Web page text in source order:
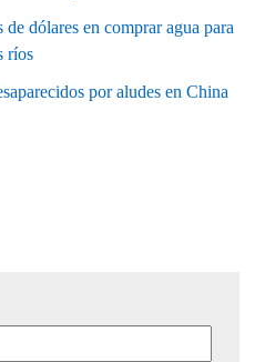
dólares en comprar agua para
ríos
por aludes en China